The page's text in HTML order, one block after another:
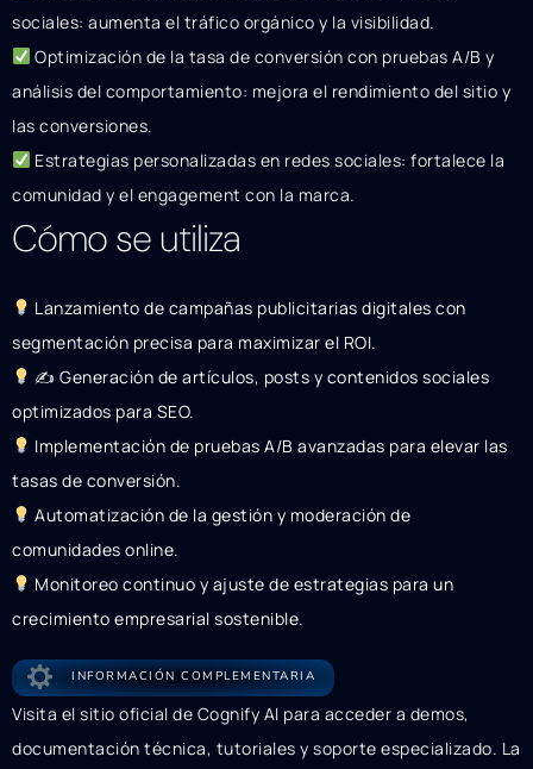
sociales: aumenta el tráfico orgánico y la visibilidad.
Optimización de la tasa de conversión con pruebas A/B y
análisis del comportamiento: mejora el rendimiento del sitio y
las conversiones.
Estrategias personalizadas en redes sociales: fortalece la
comunidad y el engagement con la marca.
Cómo se utiliza
Lanzamiento de campañas publicitarias digitales con
segmentación precisa para maximizar el ROI.
✍ Generación de artículos, posts y contenidos sociales
optimizados para SEO.
Implementación de pruebas A/B avanzadas para elevar las
tasas de conversión.
Automatización de la gestión y moderación de
comunidades online.
Monitoreo continuo y ajuste de estrategias para un
crecimiento empresarial sostenible.
INFORMACIÓN COMPLEMENTARIA
Visita el sitio oficial de Cognify AI para acceder a demos,
documentación técnica, tutoriales y soporte especializado. La